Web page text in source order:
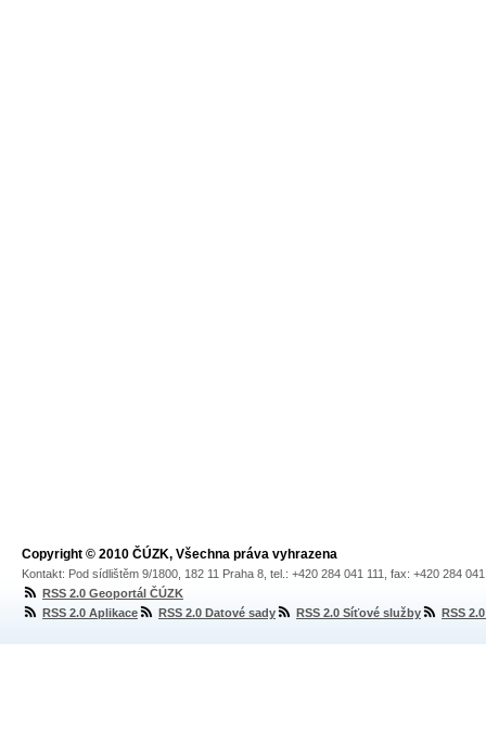
Copyright © 2010 ČÚZK, Všechna práva vyhrazena
Kontakt: Pod sídlištěm 9/1800, 182 11 Praha 8, tel.: +420 284 041 111, fax: +420 284
RSS 2.0 Geoportál ČÚZK
RSS 2.0 Aplikace
RSS 2.0 Datové sady RSS 2.0 Síťové služby RSS